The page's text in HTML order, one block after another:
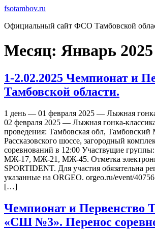
Перейти
содержимому
fsotambov.ru
Официальный сайт ФСО Тамбовской
Месяц: Январь 2025
1-2.02.2025 Чемпионат и
Тамбовской области.
1 день — 01 февраля 2025 — Лыжная
02 февраля 2025 — Лыжная гонка-
проведения: Тамбовская обл,
Рассказовского шоссе, загородный
соревнований в 12:00 Участвущие
МЖ-17, МЖ-21, МЖ-45. Отметка
SPORTIDENT. Для участия обязательна
указанные на ORGEO. orgeo.ru/event/
[…]
Чемпионат и
«СШ №3». Перенос